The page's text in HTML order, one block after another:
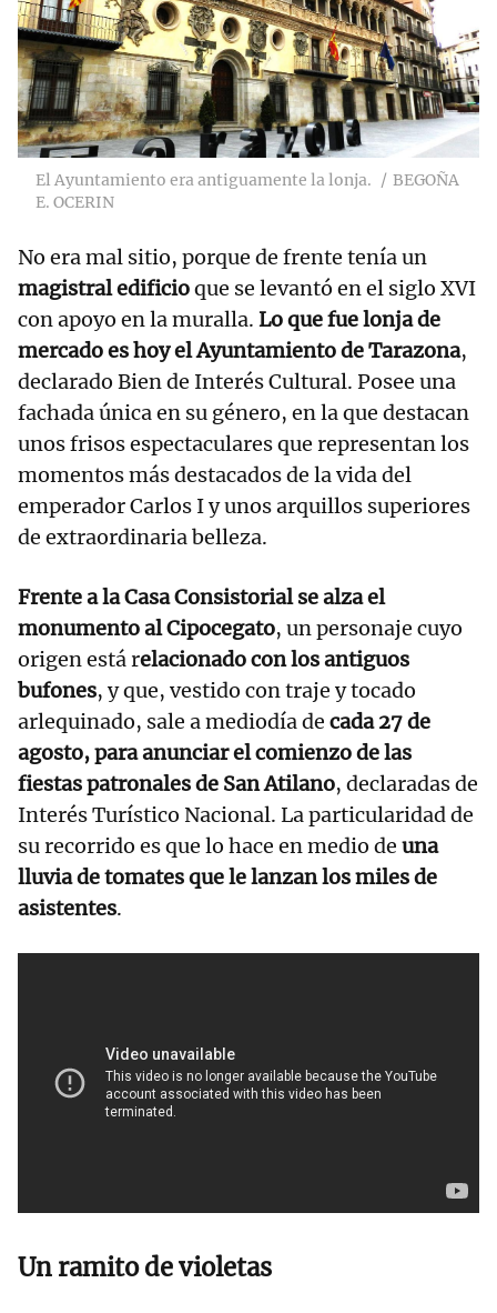
El Ayuntamiento era antiguamente la lonja.
BEGOÑA
E. OCERIN
No era mal sitio, porque de frente tenía un
magistral edificioque se levantó en el siglo XVI
con apoyo en la muralla. Lo que fue lonja de
mercado es hoy el Ayuntamiento de Tarazona,
declarado Bien de Interés Cultural. Posee una
fachada única en su género, en la que destacan
unos frisos espectaculares que representan los
momentos más destacados de la vida del
emperador Carlos I y unos arquillos superiores
de extraordinaria belleza.
Frente a la Casa Consistorial se alza el
monumento al Cipocegato, un personaje cuyo
origen está relacionado con los antiguos
bufones, y que, vestido con traje y tocado
arlequinado, sale a mediodía de cada 27 de
agosto, para anunciar el comienzo de las
fiestas patronales de San Atilano, declaradas de
Interés Turístico Nacional. La particularidad de
su recorrido es que lo hace en medio de una
lluvia de tomates que le lanzan los miles de
asistentes.
Un ramito de violetas